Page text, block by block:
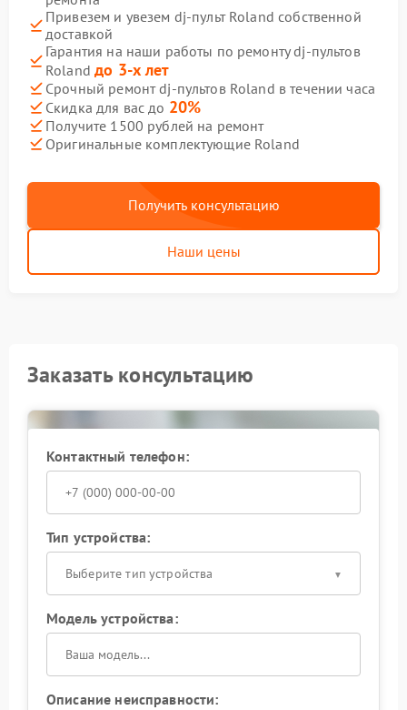
Привезем и увезем dj-пульт Roland собственной
доставкой
Гарантия на наши работы по ремонту dj-пультов
Rolandдо 3-х лет
Срочный ремонт dj-пультов Roland в течении часа
Скидка для вас до 20%
Получите 1500 рублей на ремонт
Оригинальные комплектующие Roland
Получить консультацию
Наши цены
Заказать консультацию
Контактный телефон:
Тип устройства:
Выберите тип устройства
Модель устройства:
Описание неисправности: